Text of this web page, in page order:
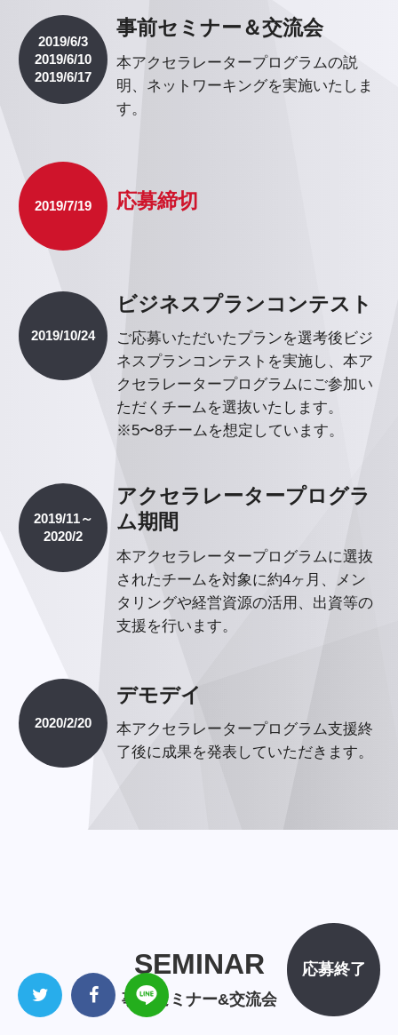
応募終了
2019/6/3
2019/6/10
2019/6/17
事前セミナー＆交流会
本アクセラレータープログラムの説
明、ネットワーキングを実施いたしま
す。
2019/7/19 応募締切
2019/10/24
ビジネスプランコンテスト
ご応募いただいたプランを選考後ビジ
ネスプランコンテストを実施し、本ア
クセラレータープログラムにご参加い
ただくチームを選抜いたします。
※5〜8チームを想定しています。
2019/11～
2020/2
アクセラレータープログラ
ム期間
本アクセラレータープログラムに選抜
されたチームを対象に約4ヶ月、メン
タリングや経営資源の活用、出資等の
支援を行います。
2020/2/20
デモデイ
本アクセラレータープログラム支援終
了後に成果を発表していただきます。
SEMINAR
SEMINAR
事前セミナー&交流会
事前セミナー&交流会